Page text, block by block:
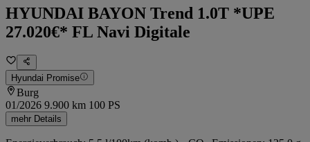
HYUNDAI BAYON Trend 1.0T *UPE
27.020€* FL Navi Digitale
Hyundai Promise
Burg
01/2026 9.900 km 100 PS
mehr Details